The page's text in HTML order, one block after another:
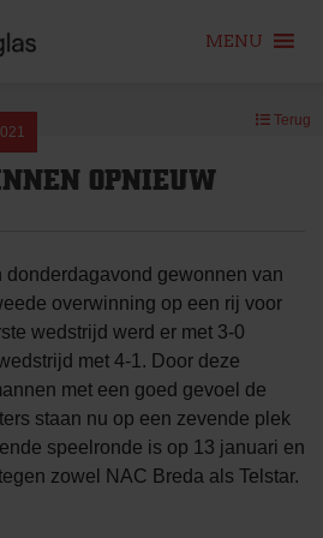
MENU
Terug
OPNIEUW
donderdagavond gewonnen van
overwinning op een rij voor
wedstrijd werd er met 3-0
met 4-1. Door deze
met een goed gevoel de
staan nu op een zevende plek
speelronde is op 13 januari en
zowel NAC Breda als Telstar.